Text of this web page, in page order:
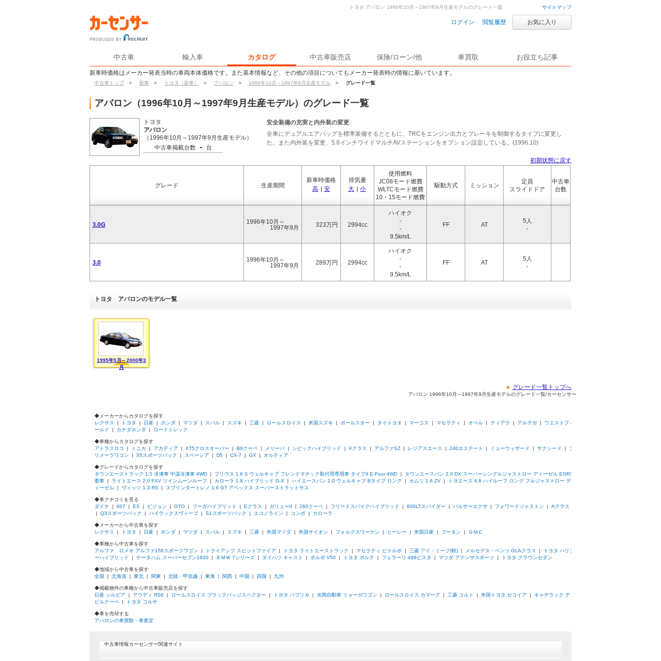
サイトマップ
ログイン 閲覧履歴 お気に入り
中古車 輸入車 カタログ 中古車販売店 保険/ローン/他 車買取 お役立ち記事
新車時価格はメーカー発表当時の車両本体価格です。また基本情報など、その他の項目についてもメーカー発表時の情報に基いています。
中古車トップ > 新車 > トヨタ（新車） > アバロン > 1996年10月～1997年9月生産モデル > グレード一覧
トヨタ アバロン 1996年10月～1997年9月生産モデルのグレード一覧
アバロン（1996年10月～1997年9月生産モデル）のグレード一覧
トヨタ
アバロン
（1996年10月～1997年9月生産モデル）
中古車掲載台数
- 台
安全装備の充実と内外装の変更
全車にデュアルエアバッグを標準装備するとともに、TRCをエンジン出力とブレーキを制御するタイプに変更し
た。また内外装を変更、5.8インチワイドマルチAVステーションをオプション設定している。(1996.10)
初期状態に戻す
グレード 生産期間
新車時価格
高
安
排気量
大
小
使用燃料
JC08モード燃費
WLTCモード燃費
10・15モード燃費
駆動方式 ミッション
定員
スライドドア
中古車
台数
3.0G
1996年10月～
1997年9月
323万円 2994cc
ハイオク
-
-
9.5km/L
FF AT
5人
-
3.0
1996年10月～
1997年9月
289万円 2994cc
ハイオク
-
-
9.5km/L
FF AT
5人
-
トヨタ アバロンのモデル一覧
1995年5月～2000年3
月
グレード一覧トップへ
アバロン 1996年10月～1997年9月生産モデルのグレード一覧/カーセンサー
◆メーカーからカタログを探す
レクサス
| トヨタ | 日産 | ホンダ | マツダ | スバル | スズキ | 三菱 | ロールスロイス | 米国スズキ | ポールスター | タイトヨタ | マーコス | マセラティ | オペル | ティアラ | アルテガ | ウエストフィ
ールド | カナダホンダ | ロードトレック
◆車種からカタログを探す
アトラスロコ
| ミニカ | アカディア | XT5クロスオーバー | B8クーペ | メリーバ | シビックハイブリッド | Vクラス | アルファSZ | レジアスエース | 240エステート | ミューウィザード | サクシード | プ
リメーラワゴン | S5スポーツバック | スペーシア | D5 | CX-7 | GX | オルティア
◆グレードからカタログを探す
タウンエーストラック 1.5 冷凍車 中温冷凍車 4WD | プリウス 1.8 S ウェルキャブ フレンドマチック取付用専用車 タイプII E-Four 4WD | タウンエースバン 2.0 DX スーパーシングルジャストロー ディーゼル EGR装
着車 | ライトエース 2.0 FXV ツインムーンルーフ | カローラ 1.8 ハイブリッド G-X | ハイエースバン 2.0 ウェルキャブ Bタイプ ロング | カムリ 1.8 ZV |
トヨエース 4.6 ハイルーフ ロング フルジャストロー デ
ィーゼル | ヴィッツ 1.3 RS | スプリンタートレノ 1.6 GT アペックス スーパーストラットサス
◆車クチコミを見る
ダイナ | 607 | ES | ビジョン | GTO | フーガハイブリッド | Eクラス | ガリューII | 260クーペ | フリードスパイクハイブリッド | 600LTスパイダー | パルサーエクサ | フォワードジャストン | Aクラス
| Q3スポーツバック | ハイラックスヴィーゴ | S1スポーツバック | エコノライン | コンボ | カローラ
◆メーカーから中古車を探す
レクサス
| トヨタ | 日産 | ホンダ | マツダ | スバル | スズキ | 三菱 | 米国マツダ | 米国サイオン | フォルクスワーゲン | ヒーレー | 米国日産 | フータン | ＧＭＣ
◆車種から中古車を探す
アルファ ロメオ アルファ156スポーツワゴン | トライアンフ スピットファイア | トヨタ ライトエーストラック | マセラティ ビトルボ | 三菱 アイ・ミーブ(軽) | メルセデス・ベンツ GLAクラス |
トヨタ ハリア
ーハイブリッド | ケータハム スーパーセブン1600 | ＢＭＷ 7シリーズ | ダイハツ キャスト | ボルボ V50 | トヨタ ポルテ | フェラーリ 488ピスタ | マツダ アテンザスポーツ | トヨタ クラウンセダン
◆地域から中古車を探す
全国
| 北海道 | 東北 | 関東 | 北陸・甲信越 | 東海 | 関西 | 中国 | 四国 | 九州
◆掲載物件の車種から中古車販売店を探す
日産 シルビア | アウディ RS6 | ロールスロイス ブラックバッジスペクター | トヨタ パブリカ | 光岡自動車 リョーガワゴン | ロールスロイス カマーグ | 三菱 コルト | 米国トヨタ セコイア | キャデラック デ・
ビルクーペ | トヨタ コルサ
◆車を売却する
アバロンの車買取・車査定
中古車情報カーセンサー関連サイト